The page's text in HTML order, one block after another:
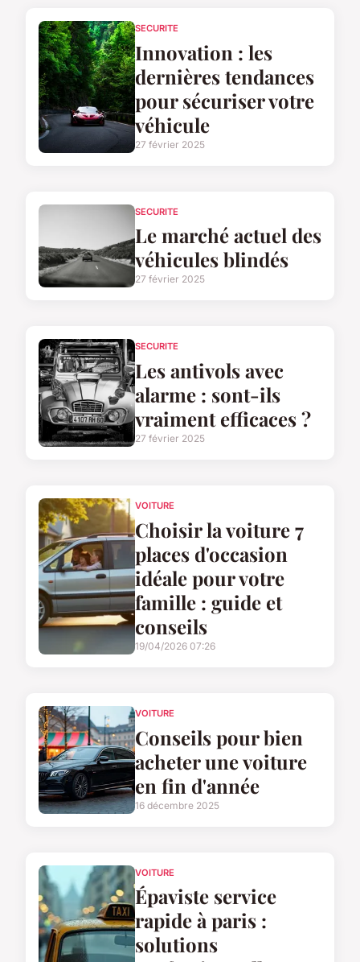
SECURITE
Innovation : les
dernières tendances
pour sécuriser votre
véhicule
27 février 2025
SECURITE
Le marché actuel des
véhicules blindés
27 février 2025
SECURITE
Les antivols avec
alarme : sont-ils
vraiment efficaces ?
27 février 2025
VOITURE
Choisir la voiture 7
places d'occasion
idéale pour votre
famille : guide et
conseils
19/04/2026 07:26
VOITURE
Conseils pour bien
acheter une voiture
en fin d'année
16 décembre 2025
VOITURE
Épaviste service
rapide à paris :
solutions